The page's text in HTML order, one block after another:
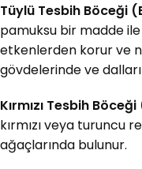
Tüylü Tesbih Böceği
pamuksu bir madde ile
etkenlerden korur ve
gövdelerinde ve
Kırmızı Tesbih
kırmızı veya turuncu
ağaçlarında bulunur.